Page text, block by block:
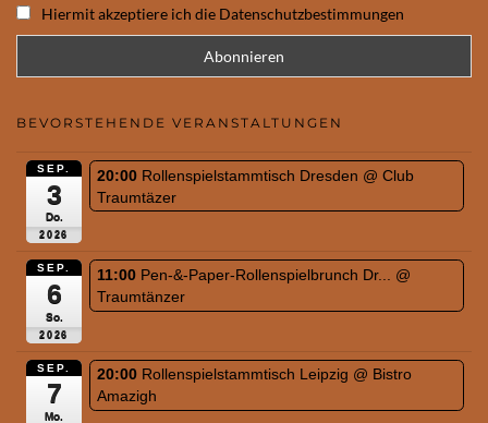
Hiermit akzeptiere ich die Datenschutzbestimmungen
BEVORSTEHENDE VERANSTALTUNGEN
SEP.
3
Do.
2026
20:00 Rollenspielstammtisch Dresden @ Club
Traumtäzer
SEP.
6
So.
2026
11:00 Pen-&-Paper-Rollenspielbrunch Dr... @
Traumtänzer
SEP.
7
Mo.
20:00 Rollenspielstammtisch Leipzig @ Bistro
Amazigh